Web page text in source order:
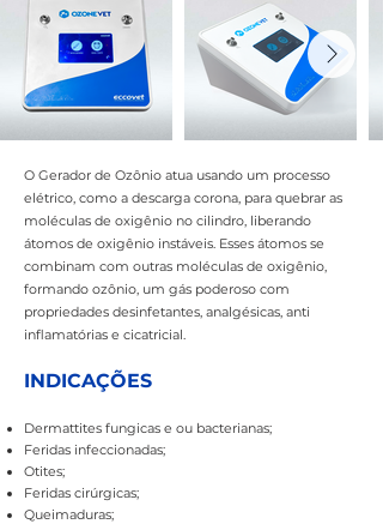
O Gerador de Ozônio atua usando um processo
elétrico, como a descarga corona, para quebrar as
moléculas de oxigênio no cilindro, liberando
átomos de oxigênio instáveis. Esses átomos se
combinam com outras moléculas de oxigênio,
formando ozônio, um gás poderoso com
propriedades desinfetantes, analgésicas, anti
inflamatórias e cicatricial.
INDICAÇÕES
Dermattites fungicas e ou bacterianas;
Feridas infeccionadas;
Otites;
Feridas cirúrgicas;
Queimaduras;